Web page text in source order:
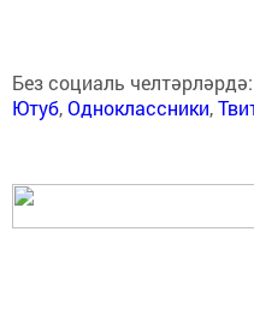
Без социаль челтәрләрдә:
Ютуб,Одноклассники,